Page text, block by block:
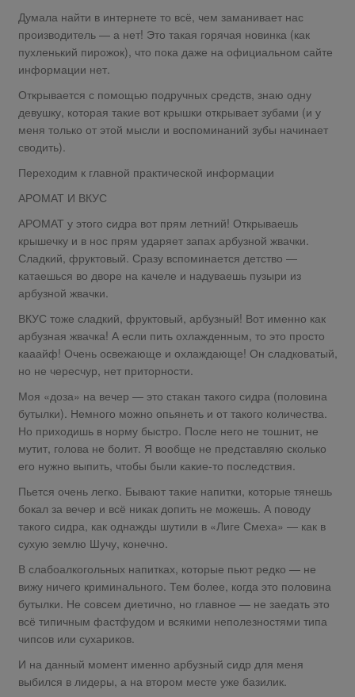
Думала найти в интернете то всё, чем заманивает нас
производитель — а нет! Это такая горячая новинка (как
пухленький пирожок), что пока даже на официальном сайте
информации нет.
Открывается с помощью подручных средств, знаю одну
девушку, которая такие вот крышки открывает зубами (и у
меня только от этой мысли и воспоминаний зубы начинает
сводить).
Переходим к главной практической информации
АРОМАТ И ВКУС
АРОМАТ у этого сидра вот прям летний! Открываешь
крышечку и в нос прям ударяет запах арбузной жвачки.
Сладкий, фруктовый. Сразу вспоминается детство —
катаешься во дворе на качеле и надуваешь пузыри из
арбузной жвачки.
ВКУС тоже сладкий, фруктовый, арбузный! Вот именно как
арбузная жвачка! А если пить охлажденным, то это просто
кааайф! Очень освежающе и охлаждающе! Он сладковатый,
но не чересчур, нет приторности.
Моя «доза» на вечер — это стакан такого сидра (половина
бутылки). Немного можно опьянеть и от такого количества.
Но приходишь в норму быстро. После него не тошнит, не
мутит, голова не болит. Я вообще не представляю сколько
его нужно выпить, чтобы были какие-то последствия.
Пьется очень легко. Бывают такие напитки, которые тянешь
бокал за вечер и всё никак допить не можешь. А поводу
такого сидра, как однажды шутили в «Лиге Смеха» — как в
сухую землю Шучу, конечно.
В слабоалкогольных напитках, которые пьют редко — не
вижу ничего криминального. Тем более, когда это половина
бутылки. Не совсем диетично, но главное — не заедать это
всё типичным фастфудом и всякими неполезностями типа
чипсов или сухариков.
И на данный момент именно арбузный сидр для меня
выбился в лидеры, а на втором месте уже базилик.